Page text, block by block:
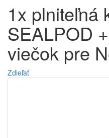
1x plniteľná
SEALPOD
viečok pre
Zdieľať